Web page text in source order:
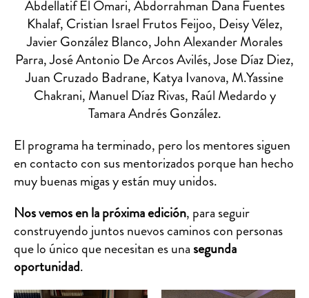
Abdellatif El Omari, Abdorrahman Dana Fuentes
Khalaf, Cristian Israel Frutos Feijoo, Deisy Vélez,
Javier González Blanco, John Alexander Morales
Parra, José Antonio De Arcos Avilés, Jose Díaz Diez,
Juan Cruzado Badrane, Katya Ivanova, M.Yassine
Chakrani, Manuel Díaz Rivas, Raúl Medardo y
Tamara Andrés González.
El programa ha terminado, pero los mentores siguen
en contacto con sus mentorizados porque han hecho
muy buenas migas y están muy unidos.
Nos vemos en la próxima edición, para seguir
construyendo juntos nuevos caminos con personas
que lo único que necesitan es una segunda
oportunidad.